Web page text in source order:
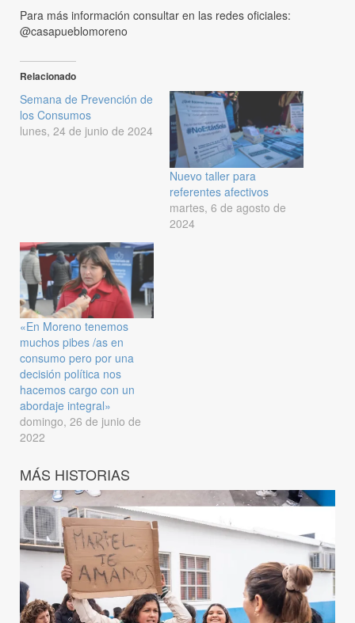
Para más información consultar en las redes oficiales:
@casapueblomoreno
Relacionado
Semana de Prevención de
los Consumos
lunes, 24 de junio de 2024
Nuevo taller para
referentes afectivos
martes, 6 de agosto de
2024
«En Moreno tenemos
muchos pibes /as en
consumo pero por una
decisión política nos
hacemos cargo con un
abordaje integral»
domingo, 26 de junio de
2022
MÁS HISTORIAS